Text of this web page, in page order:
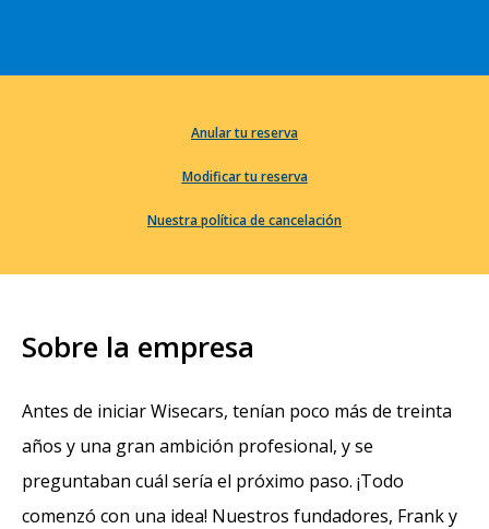
Anular tu reserva
Modificar tu reserva
Nuestra política de cancelación
Sobre la empresa
Antes de iniciar Wisecars, tenían poco más de treinta
años y una gran ambición profesional, y se
preguntaban cuál sería el próximo paso. ¡Todo
comenzó con una idea! Nuestros fundadores, Frank y